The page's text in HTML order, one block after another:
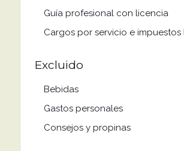
Guía profesional con licencia
Cargos por servicio e
Excluido
Bebidas
Gastos personales
Consejos y propinas